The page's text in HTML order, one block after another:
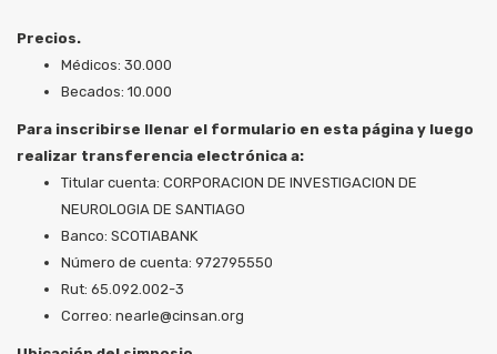
Precios.
Médicos: 30.000
Becados: 10.000
Para inscribirse llenar el formulario en esta página y luego
realizar transferencia electrónica a:
Titular cuenta: CORPORACION DE INVESTIGACION DE
NEUROLOGIA DE SANTIAGO
Banco: SCOTIABANK
Número de cuenta: 972795550
Rut: 65.092.002-3
Correo: nearle@cinsan.org